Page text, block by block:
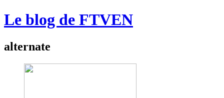
Le blog de FTVEN
alternate